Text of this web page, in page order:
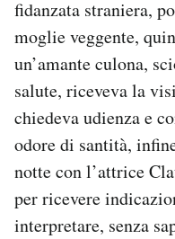
fidanzata straniera,
moglie veggente,
un’amante culona,
salute, riceveva la
chiedeva udienza e
odore di santità,
notte con l’attrice
per ricevere
interpretare, senza